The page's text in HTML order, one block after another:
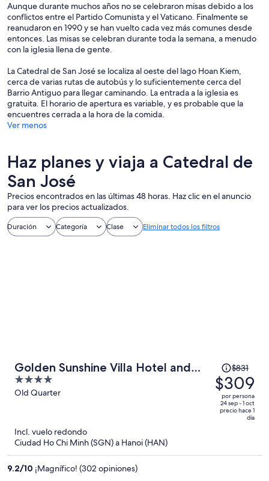
Aunque durante muchos años no se celebraron misas debido a los
conflictos entre el Partido Comunista y el Vaticano. Finalmente se
reanudaron en 1990 y se han vuelto cada vez más comunes desde
entonces. Las misas se celebran durante toda la semana, a menudo
con la iglesia llena de gente.
La Catedral de San José se localiza al oeste del lago Hoan Kiem,
cerca de varias rutas de autobús y lo suficientemente cerca del
Barrio Antiguo para llegar caminando. La entrada a la iglesia es
gratuita. El horario de apertura es variable, y es probable que la
encuentres cerrada a la hora de la comida.
Ver menos
Haz planes y viaja a Catedral de
San José
Precios encontrados en las últimas 48 horas. Haz clic en el anuncio
para ver los precios actualizados.
Duración Categoría Clase Eliminar todos los filtros
Golden Sunshine Villa Hotel and
Travel
4
out
Old Quarter
El
precio
era
de
$831
es
$831
$309
por persona
24 sep - 1 oct
precio hace 1
día
Incl. vuelo redondo
Ciudad Ho Chi Minh (SGN) a Hanoi (HAN)
9.2/10 ¡Magnífico! (302 opiniones)